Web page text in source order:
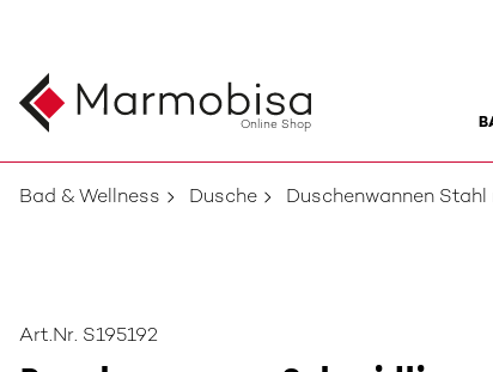
Online Shop
Bad & Wellness Dusche Duschenwannen
Art.Nr. S195192